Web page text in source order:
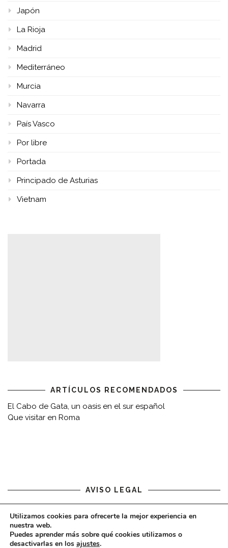
Japón
La Rioja
Madrid
Mediterráneo
Murcia
Navarra
País Vasco
Por libre
Portada
Principado de Asturias
Vietnam
ARTÍCULOS RECOMENDADOS
El Cabo de Gata, un oasis en el sur español
Que visitar en Roma
AVISO LEGAL
Aviso legal
Utilizamos cookies para ofrecerte la mejor experiencia en
nuestra web.
Puedes aprender más sobre qué cookies utilizamos o
desactivarlas en los ajustes.